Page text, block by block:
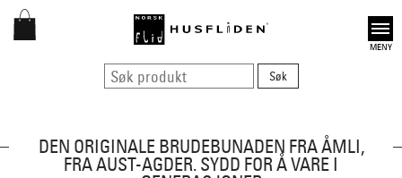
Open
DEN ORIGINALE BRUDEBUNADEN FRA ÅMLI,
FRA AUST-AGDER. SYDD FOR Å VARE I